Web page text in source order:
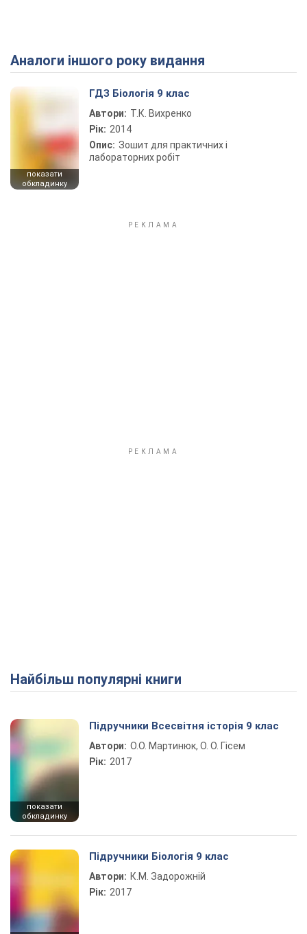
Play Video
Аналоги іншого року видання
показати
обкладинку
ГДЗ Біологія 9 клас
Автори: Т.К. Вихренко
Рік: 2014
Опис: Зошит для практичних і
лабораторних робіт
Найбільш популярні книги
показати
обкладинку
Підручники Всесвітня історія 9 клас
Автори: О.О. Мартинюк, О. О. Гісем
Рік: 2017
Підручники Біологія 9 клас
Автори: К.М. Задорожній
Рік: 2017